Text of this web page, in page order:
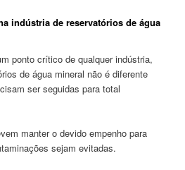
indústria de reservatórios de água
ponto crítico de qualquer indústria,
de água mineral não é diferente
ser seguidas para total
manter o devido empenho para
sejam evitadas.